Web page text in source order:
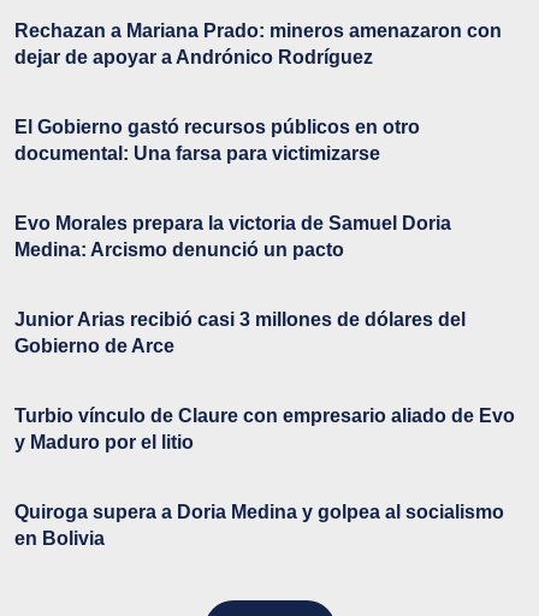
Rechazan a Mariana Prado: mineros amenazaron con
dejar de apoyar a Andrónico Rodríguez
El Gobierno gastó recursos públicos en otro
documental: Una farsa para victimizarse
Evo Morales prepara la victoria de Samuel Doria
Medina: Arcismo denunció un pacto
Junior Arias recibió casi 3 millones de dólares del
Gobierno de Arce
Turbio vínculo de Claure con empresario aliado de Evo
y Maduro por el litio
Quiroga supera a Doria Medina y golpea al socialismo
en Bolivia